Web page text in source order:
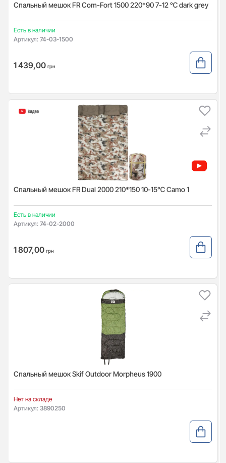
Спальный мешок FR Com-Fort 1500 220*90 7-12 ℃ dark grey
Есть в наличии
Артикул: 74-03-1500
1 439,00 грн
Спальный мешок FR Dual 2000 210*150 10-15℃ Camo 1
Есть в наличии
Артикул: 74-02-2000
1 807,00 грн
Спальный мешок Skif Outdoor Morpheus 1900
Нет на складе
Артикул: 3890250